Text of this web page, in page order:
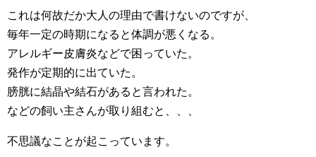
これは何故だか大人の理由で書けないのですが、
毎年一定の時期になると体調が悪くなる。
アレルギー皮膚炎などで困っていた。
発作が定期的に出ていた。
膀胱に結晶や結石があると言われた。
などの飼い主さんが取り組むと、、、
不思議なことが起こっています。